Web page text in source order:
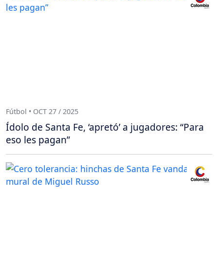
Fútbol • OCT 27 / 2025
Ídolo de Santa Fe, ‘apretó’ a jugadores: “Para
eso les pagan”